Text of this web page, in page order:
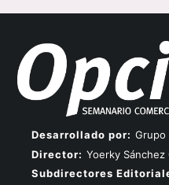
Desarrollado por: Grupo
Director: Yoerky Sánchez
Subdirectores